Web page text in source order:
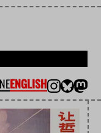
ENGLISH